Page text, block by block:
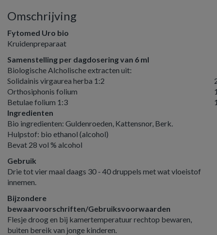
Omschrijving
Fytomed Uro bio
Kruidenpreparaat
Samenstelling per dagdosering van 6 ml
Biologische Alcholische extracten uit:
Solidainis virgaurea herba 1:2
Orthosiphonis folium
Betulae folium 1:3
Ingredienten
Bio ingredienten: Guldenroeden, Kattensnor, Berk.
Hulpstof: bio ethanol (alcohol)
Bevat 28 vol % alcohol
Gebruik
Drie tot vier maal daags 30 - 40 druppels met wat vloeistof
innemen.
Bijzondere
bewaarvoorschriften/Gebruiksvoorwaarden
Flesje droog en bij kamertemperatuur rechtop bewaren,
buiten bereik van jonge kinderen.